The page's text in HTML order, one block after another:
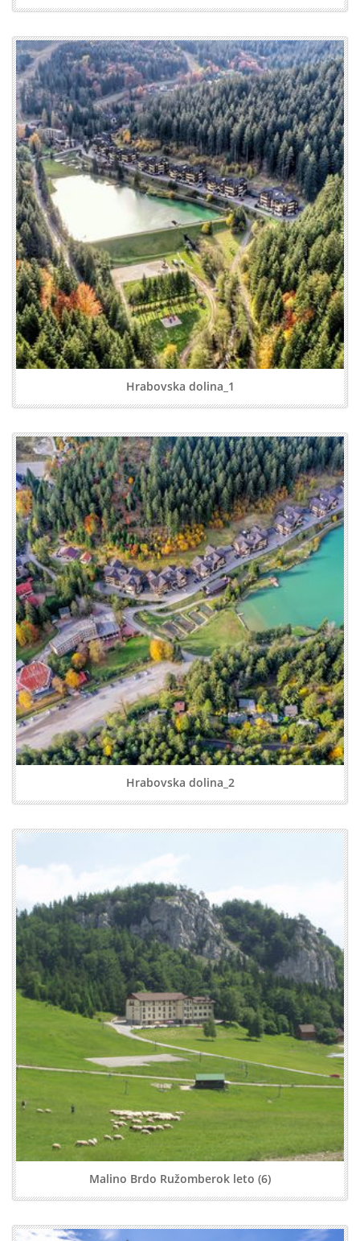
Hrabovska dolina_1
Hrabovska dolina_2
Malino Brdo Ružomberok leto (6)